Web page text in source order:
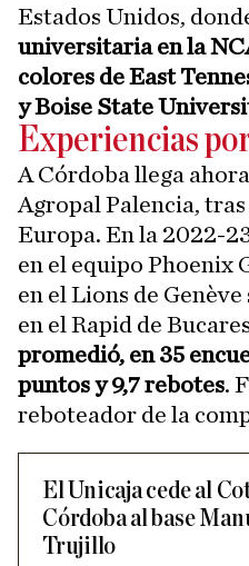
Estados Unidos,
universitaria en la
colores de East
y Boise State
Experiencias
A Córdoba llega
Agropal Palencia,
Europa. En la 2022-
en el equipo Phoenix
en el Lions de
en el Rapid de
promedió, en 35
puntos y 9,7 rebotes.
reboteador de la
El Unicaja cede al
Córdoba al base
Trujillo